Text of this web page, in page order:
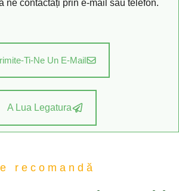
ne contactați prin e-mail sau telefon.
Ti-Ne Un E-Mail
A Lua Legatura
recomandă